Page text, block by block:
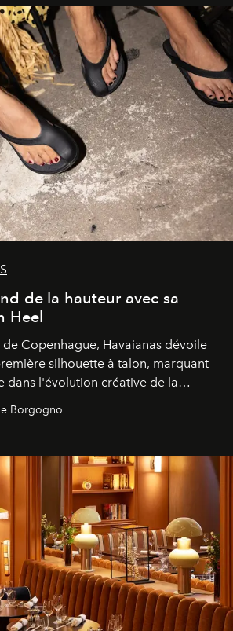
de la hauteur avec sa
Heel
de Copenhague, Havaianas dévoile
silhouette à talon, marquant
dans l'évolution créative de la
Borgogno